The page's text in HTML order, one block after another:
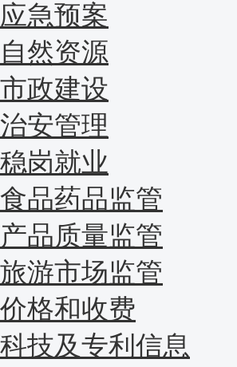
应急预案
自然资源
市政建设
治安管理
稳岗就业
食品药品监管
产品质量监管
旅游市场监管
价格和收费
科技及专利信息